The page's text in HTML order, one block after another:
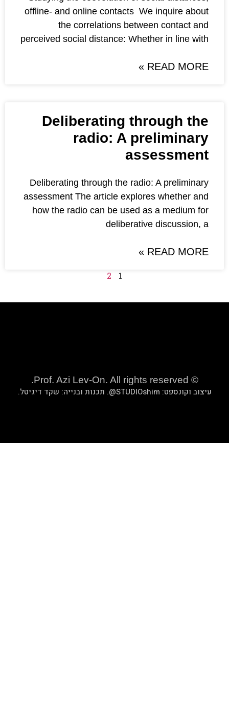
offline- and online contacts
the correlations
perceived social distance:
Deliberating
radio: A
Deliberating through the
assessment The article
how the radio can be used
שקד דיגיטל.